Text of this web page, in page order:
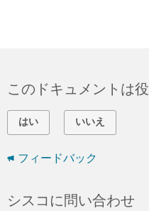
このドキュメントは
はい いいえ
フィードバック
シスコに問い合わせ